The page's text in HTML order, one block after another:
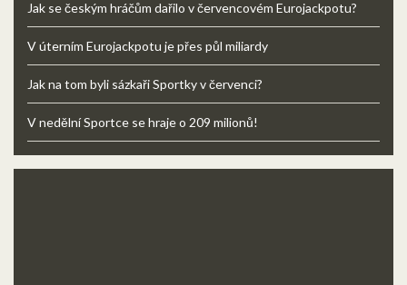
Jak se českým hráčům dařilo v červencovém Eurojackpotu?
V úterním Eurojackpotu je přes půl miliardy
Jak na tom byli sázkaři Sportky v červenci?
V nedělní Sportce se hraje o 209 milionů!